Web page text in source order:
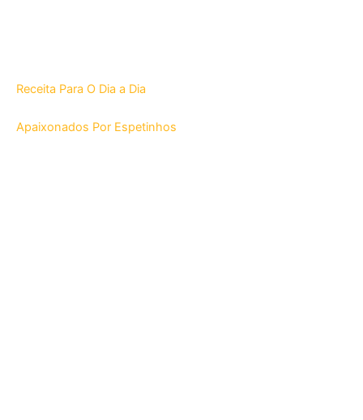
Receita Para O Dia a Dia
Apaixonados Por Espetinhos